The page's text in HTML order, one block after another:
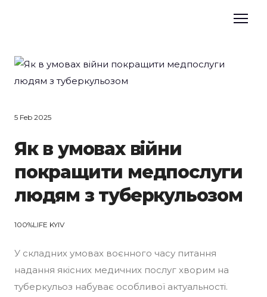
5 Feb 2025
Як в умовах війни
покращити медпослуги
людям з туберкульозом
100%LIFE KYIV
У складних умовах воєнного часу питання
надання якісних медичних послуг хворим на
туберкульоз набуває особливої актуальності.